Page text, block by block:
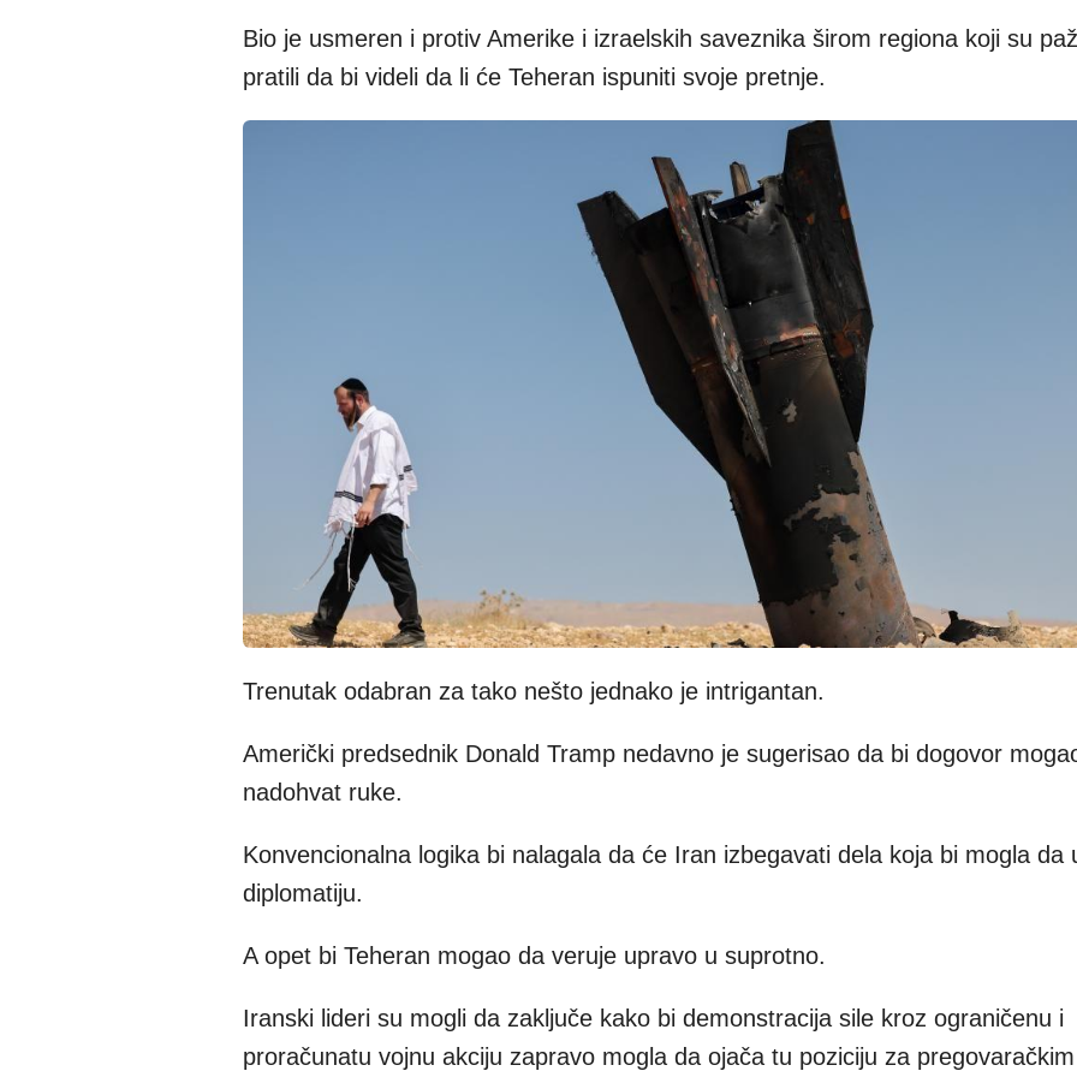
Bio je usmeren i protiv Amerike i izraelskih saveznika širom regiona koji su
pratili da bi videli da li će Teheran ispuniti svoje pretnje.
Trenutak odabran za tako nešto jednako je intrigantan.
Američki predsednik Donald Tramp nedavno je sugerisao da bi dogovor
nadohvat ruke.
Konvencionalna logika bi nalagala da će Iran izbegavati dela koja bi mogla da
diplomatiju.
A opet bi Teheran mogao da veruje upravo u suprotno.
Iranski lideri su mogli da zaključe kako bi demonstracija sile kroz ograničenu i
proračunatu vojnu akciju zapravo mogla da ojača tu poziciju za